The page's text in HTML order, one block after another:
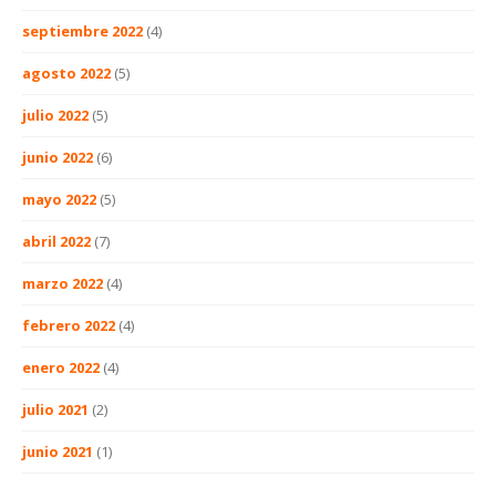
septiembre 2022 (4)
agosto 2022 (5)
julio 2022 (5)
junio 2022 (6)
mayo 2022 (5)
abril 2022 (7)
marzo 2022 (4)
febrero 2022 (4)
enero 2022 (4)
julio 2021 (2)
junio 2021 (1)